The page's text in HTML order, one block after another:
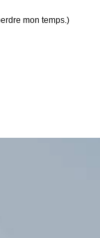
mon temps.)